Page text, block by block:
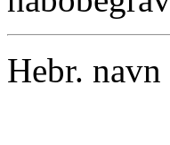
Hebr.